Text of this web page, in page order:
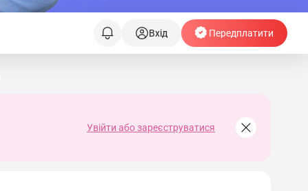
Вхід Передплатити
Увійти або зареєструватися